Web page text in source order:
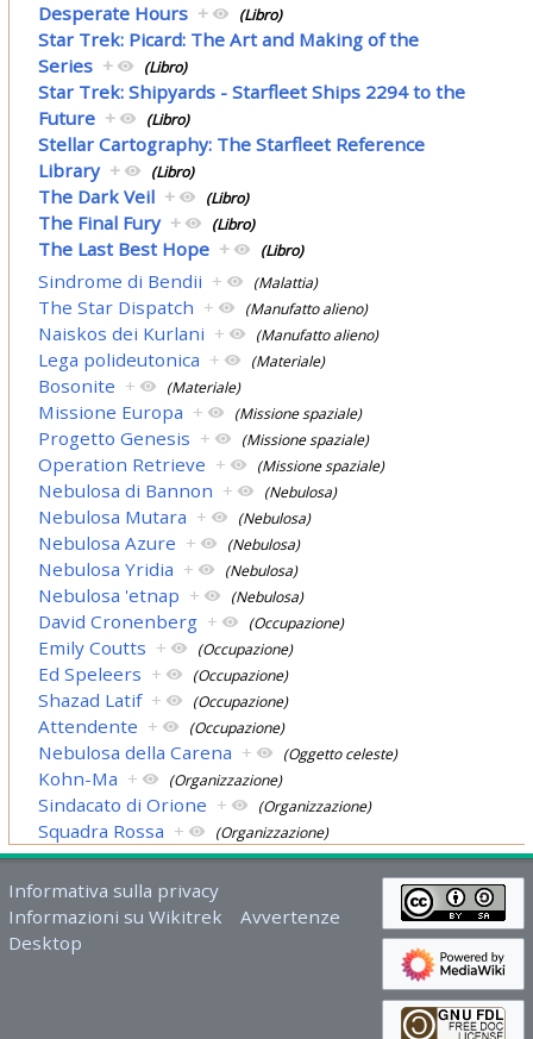
Desperate Hours + (Libro)
Star Trek: Picard: The Art and Making of the
Series + (Libro)
Star Trek: Shipyards - Starfleet Ships 2294 to the
Future + (Libro)
Stellar Cartography: The Starfleet Reference
Library + (Libro)
The Dark Veil + (Libro)
The Final Fury + (Libro)
The Last Best Hope + (Libro)
Sindrome di Bendii + (Malattia)
The Star Dispatch + (Manufatto alieno)
Naiskos dei Kurlani + (Manufatto alieno)
Lega polideutonica + (Materiale)
Bosonite + (Materiale)
Missione Europa + (Missione spaziale)
Progetto Genesis + (Missione spaziale)
Operation Retrieve + (Missione spaziale)
Nebulosa di Bannon + (Nebulosa)
Nebulosa Mutara + (Nebulosa)
Nebulosa Azure + (Nebulosa)
Nebulosa Yridia + (Nebulosa)
Nebulosa 'etnap + (Nebulosa)
David Cronenberg + (Occupazione)
Emily Coutts + (Occupazione)
Ed Speleers + (Occupazione)
Shazad Latif + (Occupazione)
Attendente + (Occupazione)
Nebulosa della Carena + (Oggetto celeste)
Kohn-Ma + (Organizzazione)
Sindacato di Orione + (Organizzazione)
Squadra Rossa + (Organizzazione)
Informativa sulla privacy
Informazioni su Wikitrek
Avvertenze
Desktop